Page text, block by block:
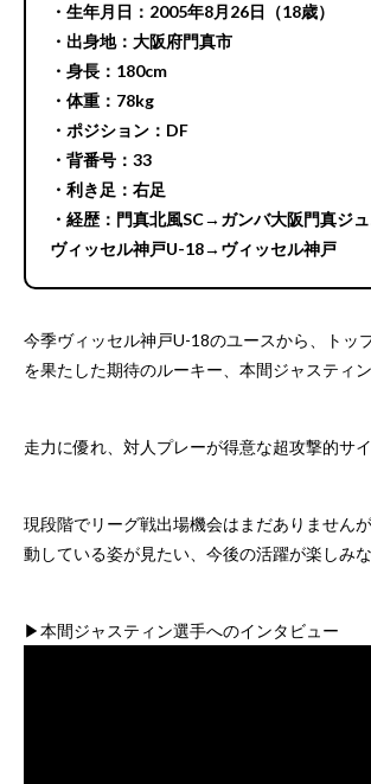
・生年月日：2005年8月26日（18歳）
・出身地：大阪府門真市
・身長：180cm
・体重：78kg
・ポジション：DF
・背番号：33
・利き足：右足
・経歴：門真北風SC→ガンバ大阪門真ジ
ヴィッセル神戸U-18→ヴィッセル神戸
今季ヴィッセル神戸U-18のユースから、トッ
を果たした期待のルーキー、本間ジャスティン
走力に優れ、対人プレーが得意な超攻撃的サイ
現段階でリーグ戦出場機会はまだありません
動している姿が見たい、今後の活躍が楽しみな
▶︎本間ジャスティン選手へのインタビュー